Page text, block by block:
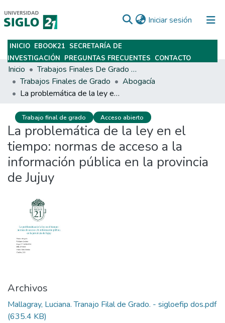
Iniciar sesión (current)
Subir
INICIO EBOOK21 SECRETARÍA DE
INVESTIGACIÓN PREGUNTAS FRECUENTES CONTACTO
Inicio
Trabajos Finales De Grado Y Posgrado
Trabajos Finales de Grado
Abogacía
La problemática de la ley en el tiempo: normas de acceso a la información pública en la provincia de Jujuy
Trabajo final de grado Acceso abierto
La problemática de la ley en el
tiempo: normas de acceso a la
información pública en la provincia
de Jujuy
Archivos
Mallagray, Luciana. Tranajo Filal de Grado. - sigloefip dos.pdf
(635.4 KB)